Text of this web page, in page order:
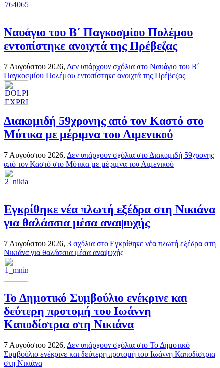
Ναυάγιο του Β΄ Παγκοσμίου Πολέμου
εντοπίστηκε ανοιχτά της Πρέβεζας
7 Αυγούστου 2026, Δεν υπάρχουν σχόλια στο Ναυάγιο του Β΄
Παγκοσμίου Πολέμου εντοπίστηκε ανοιχτά της Πρέβεζας
Διακομιδή 59χρονης από τον Καστό στο
Μύτικα με μέριμνα του Λιμενικού
7 Αυγούστου 2026, Δεν υπάρχουν σχόλια στο Διακομιδή 59χρονης
από τον Καστό στο Μύτικα με μέριμνα του Λιμενικού
Εγκρίθηκε νέα πλωτή εξέδρα στη Νικιάνα
για θαλάσσια μέσα αναψυχής
7 Αυγούστου 2026, 3 σχόλια στο Εγκρίθηκε νέα πλωτή εξέδρα στη
Νικιάνα για θαλάσσια μέσα αναψυχής
Το Δημοτικό Συμβούλιο ενέκρινε και
δεύτερη προτομή του Ιωάννη
Καποδίστρια στη Νικιάνα
7 Αυγούστου 2026, Δεν υπάρχουν σχόλια στο Το Δημοτικό
Συμβούλιο ενέκρινε και δεύτερη προτομή του Ιωάννη Καποδίστρια
στη Νικιάνα